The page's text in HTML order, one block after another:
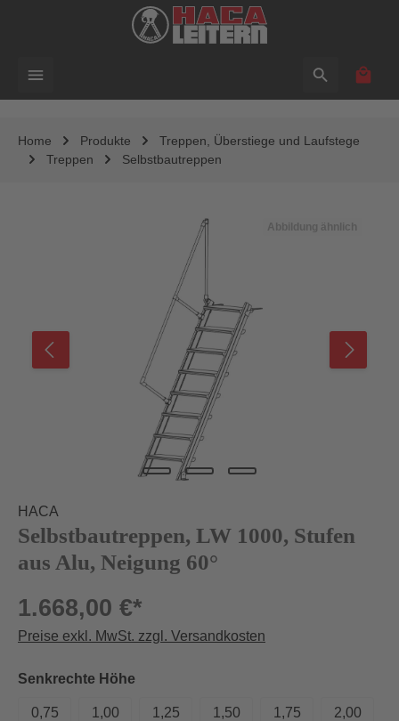
Home Produkte
Treppen, Überstiege und Laufstege
Treppen
Selbstbautreppen
Abbildung ähnlich
HACA
Selbstbautreppen, LW 1000, Stufen
aus Alu, Neigung 60°
1.668,00 €*
Preise exkl. MwSt. zzgl. Versandkosten
Senkrechte Höhe
0,75 1,00 1,25 1,50 1,75 2,00